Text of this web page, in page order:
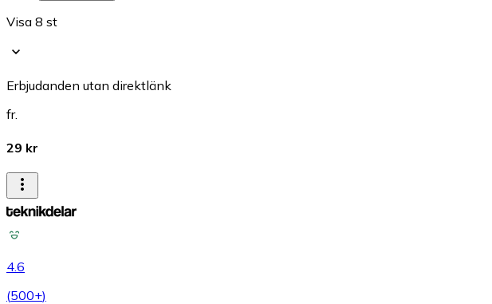
Visa 8 st
Erbjudanden utan direktlänk
fr.
29 kr
4.6
(500+)